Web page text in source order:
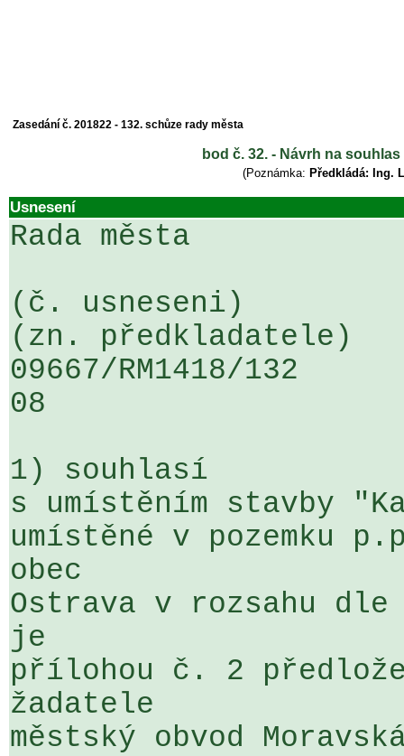
Zasedání č. 201822 - 132. schůze rady města
bod č. 32. - Návrh na
(Poznámka: Předkládá: Ing.
Usnesení
Rada města
(č. usneseni)
(zn. předkladatele)
09667/RM1418/
08
1) souhlasí
s umístěním stavby
umístěné v pozemku
obec
Ostrava v rozsahu
je
přílohou č. 2
žadatele
městský obvod